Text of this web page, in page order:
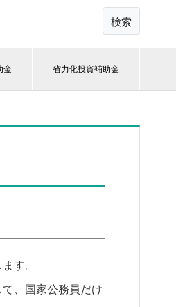
検索
金 省力化投資補助金
す。
、国家公務員だけ